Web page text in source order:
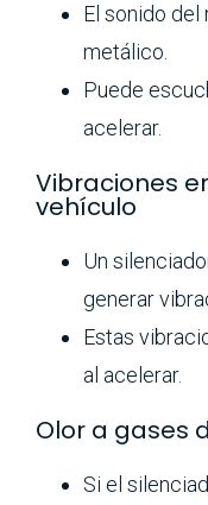
El sonido
metálico.
Puede
acelerar.
Vibraciones
vehículo
Un
generar
Estas
al acelerar.
Olor a gases
Si el